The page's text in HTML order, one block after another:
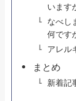
います
なべし
何です
アレル
まとめ
新着記